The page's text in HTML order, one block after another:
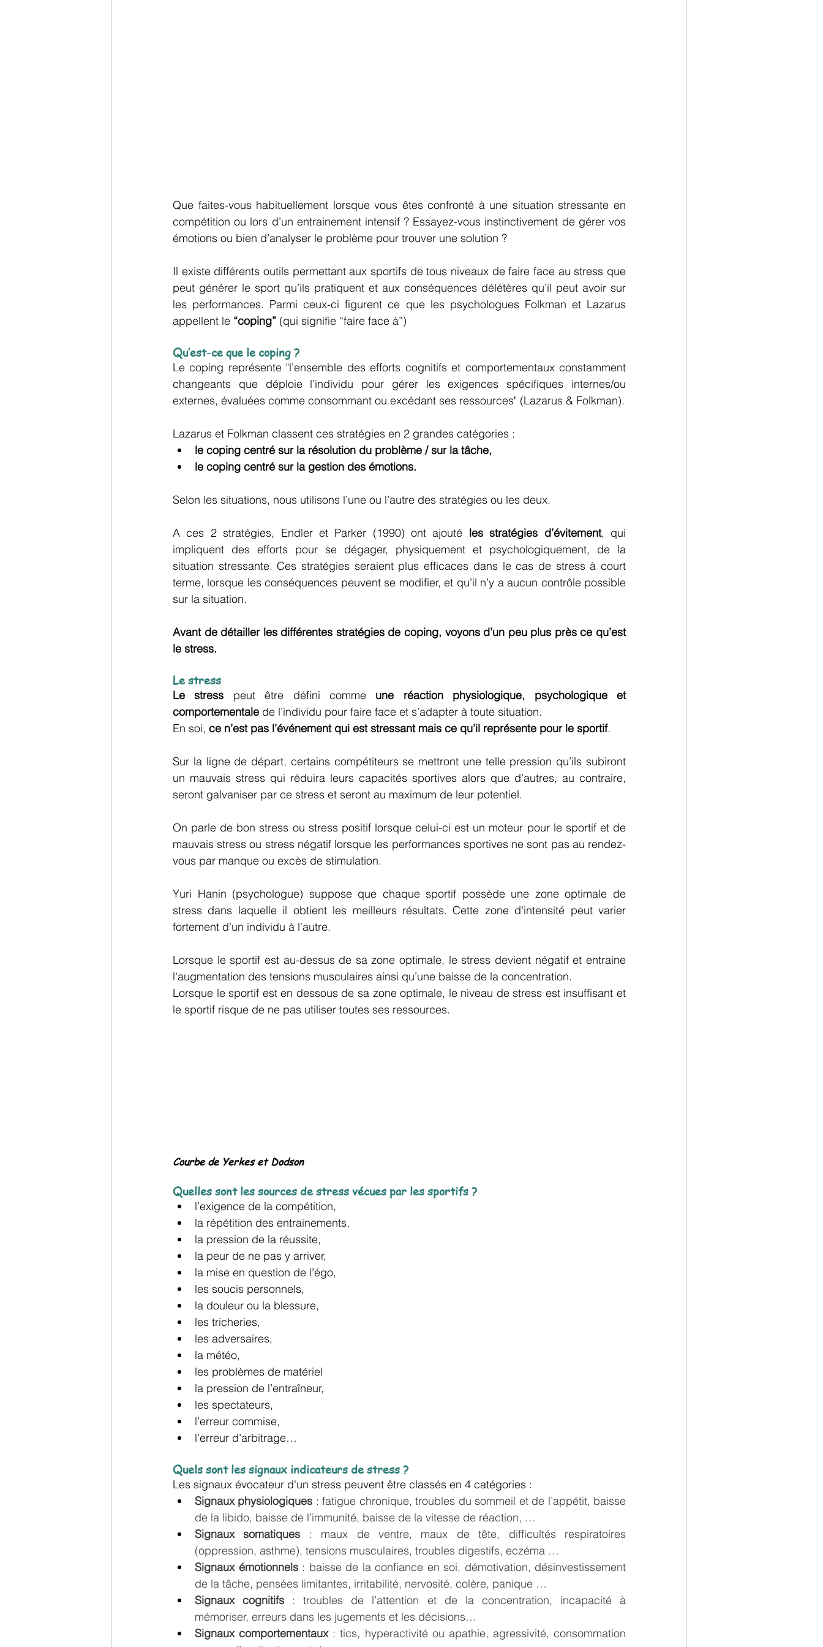
Que faites-vous habituellement lorsque vous êtes confronté à une situation stressante en
compétition ou lors d’un entrainement intensif ? Essayez-vous instinctivement de gérer vos
émotions ou bien d’analyser le problème pour trouver une solution ?
Il existe différents outils permettant aux sportifs de tous niveaux de faire face au stress que
peut générer le sport qu’ils pratiquent et aux conséquences délétères qu’il peut avoir sur
les performances. Parmi ceux-ci figurent ce que les psychologues Folkman et Lazarus
appellent le “coping” (qui signifie “faire face à”)
Qu’est-ce que le coping ?
Le coping représente "l’ensemble des efforts cognitifs et comportementaux constamment
changeants que déploie l’individu pour gérer les exigences spécifiques internes/ou
externes, évaluées comme consommant ou excédant ses ressources" (Lazarus & Folkman).
Lazarus et Folkman classent ces stratégies en 2 grandes catégories :
le coping centré sur la résolution du problème / sur la tâche,
le coping centré sur la gestion des émotions.
Selon les situations, nous utilisons l’une ou l’autre des stratégies ou les deux.
A ces 2 stratégies, Endler et Parker (1990) ont ajouté les stratégies d’évitement, qui
impliquent des efforts pour se dégager, physiquement et psychologiquement, de la
situation stressante. Ces stratégies seraient plus efficaces dans le cas de stress à court
terme, lorsque les conséquences peuvent se modifier, et qu’il n’y a aucun contrôle possible
sur la situation.
Avant de détailler les différentes stratégies de coping, voyons d’un peu plus près ce qu’est
le stress.
Le stress
Le stress peut être défini comme une réaction physiologique, psychologique et
comportementale de l’individu pour faire face et s’adapter à toute situation.
En soi, ce n’est pas l’événement qui est stressant mais ce qu’il représente pour le sportif.
Sur la ligne de départ, certains compétiteurs se mettront une telle pression qu’ils subiront
un mauvais stress qui réduira leurs capacités sportives alors que d’autres, au contraire,
seront galvaniser par ce stress et seront au maximum de leur potentiel.
On parle de bon stress ou stress positif lorsque celui-ci est un moteur pour le sportif et de
mauvais stress ou stress négatif lorsque les performances sportives ne sont pas au rendez-
vous par manque ou excès de stimulation.
Yuri Hanin (psychologue) suppose que chaque sportif possède une zone optimale de
stress dans laquelle il obtient les meilleurs résultats. Cette zone d'intensité peut varier
fortement d'un individu à l'autre.
Lorsque le sportif est au-dessus de sa zone optimale, le stress devient négatif et entraine
l'augmentation des tensions musculaires ainsi qu’une baisse de la concentration.
Lorsque le sportif est en dessous de sa zone optimale, le niveau de stress est insuffisant et
le sportif risque de ne pas utiliser toutes ses ressources.
Courbe de Yerkes et Dodson
Quelles sont les sources de stress vécues par les sportifs ?
l’exigence de la compétition,
la répétition des entrainements,
la pression de la réussite,
la peur de ne pas y arriver,
la mise en question de l’égo,
les soucis personnels,
la douleur ou la blessure,
les tricheries,
les adversaires,
la météo,
les problèmes de matériel
la pression de l’entraîneur,
les spectateurs,
l’erreur commise,
l’erreur d’arbitrage…
Quels sont les signaux indicateurs de stress ?
Les signaux évocateur d'un stress peuvent être classés en 4 catégories :
Signaux physiologiques : fatigue chronique, troubles du sommeil et de l’appétit, baisse
de la libido, baisse de l’immunité, baisse de la vitesse de réaction, …
Signaux somatiques : maux de ventre, maux de tête, difficultés respiratoires
(oppression, asthme), tensions musculaires, troubles digestifs, eczéma …
Signaux émotionnels : baisse de la confiance en soi, démotivation, désinvestissement
de la tâche, pensées limitantes, irritabilité, nervosité, colère, panique …
Signaux cognitifs : troubles de l’attention et de la concentration, incapacité à
mémoriser, erreurs dans les jugements et les décisions…
Signaux comportementaux : tics, hyperactivité ou apathie, agressivité, consommation